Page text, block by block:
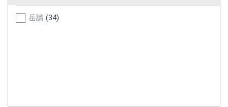
岳讀 (34)